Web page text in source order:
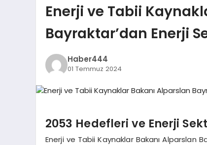
Enerji ve Tabii
Bayraktar’dan Enerji
Haber444
01 Temmuz 2024
2053 Hedefleri ve Enerji
Enerji ve Tabii Kaynaklar Bakanı Alparslan